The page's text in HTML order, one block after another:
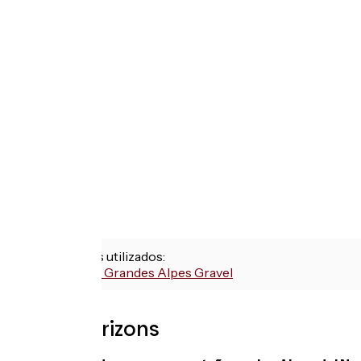
Itinerarios utilizados:
Route des Grandes Alpes Gravel
Con Vélorizons